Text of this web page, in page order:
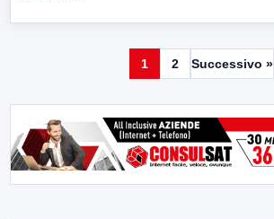
1 2 Successivo »